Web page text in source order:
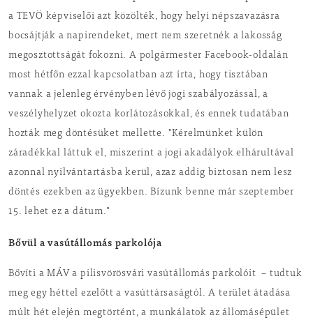
a TEVÖ képviselői azt közölték, hogy helyi népszavazásra
bocsájtják a napirendeket, mert nem szeretnék a lakosság
megosztottságát fokozni. A polgármester Facebook-oldalán
most hétfőn ezzal kapcsolatban azt írta, hogy tisztában
vannak a jelenleg érvényben lévő jogi szabályozással, a
veszélyhelyzet okozta korlátozásokkal, és ennek tudatában
hozták meg döntésüket mellette. "Kérelmünket külön
záradékkal láttuk el, miszerint a jogi akadályok elhárultával
azonnal nyilvántartásba kerül, azaz addig biztosan nem lesz
döntés ezekben az ügyekben. Bízunk benne már szeptember
15. lehet ez a dátum."
Bővül a vasútállomás parkolója
Bővíti a MÁV a pilisvörösvári vasútállomás parkolóit – tudtuk
meg egy héttel ezelőtt a vasúttársaságtól. A terület átadása
múlt hét elején megtörtént, a munkálatok az állomásépület